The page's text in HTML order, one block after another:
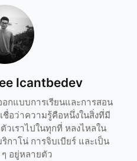
Icantbedev
กแบบการเรียนและการสอน
อว่าความรู้คือหนึ่งในสิ่งที่มี
เราไปในทุกที่ หลงไหลใน
กาโน่ การจิบเบียร์ และเป็น
อยู่หลายตัว